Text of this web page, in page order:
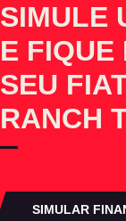
SIMULE
E FIQUE
SEU
RANCH
SIMULAR